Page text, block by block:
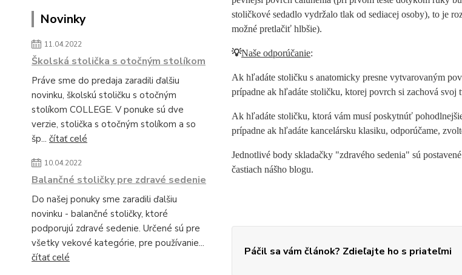
Novinky
11.04.2022
Školská stolička s otočným stolíkom
Práve sme do predaja zaradili ďalšiu
novinku, školskú stoličku s otočným
stolíkom COLLEGE. V ponuke sú dve
verzie, stolička s otočným stolíkom a so
šp... čítať celé
10.04.2022
Balančné stoličky pre zdravé sedenie
Do našej ponuky sme zaradili ďalšiu
novinku - balančné stoličky, ktoré
podporujú zdravé sedenie. Určené sú pre
všetky vekové kategórie, pre používanie...
čítať celé
stoličkové sedadlo vydržalo tlak od sediacej osoby), to je
možné pretlačiť hlbšie).
💡Naše odporúčanie:
Ak hľadáte stoličku s anatomicky presne vytvarovaným
prípadne ak hľadáte stoličku, ktorej povrch si zachová
Ak hľadáte stoličku, ktorá vám musí poskytnúť
prípadne ak hľadáte kancelársku klasiku, odporúčame,
Jednotlivé body skladačky "zdravého sedenia" sú
častiach nášho blogu.
Páčil sa vám článok? Zdieľajte ho s priateľmi